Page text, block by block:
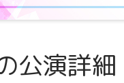
公演詳細